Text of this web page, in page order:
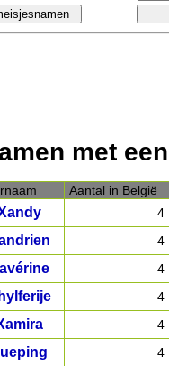
met
Aantal in België
4
4
4
4
4
4